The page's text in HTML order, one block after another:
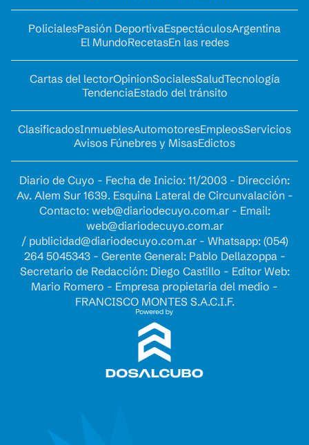
PolicialesPasión DeportivaEspectáculosArgentina
El MundoRecetasEn las redes
Cartas del lectorOpinionSocialesSaludTecnología
TendenciaEstado del tránsito
ClasificadosInmueblesAutomotoresEmpleosServicios
Avisos Fúnebres y MisasEdictos
Diario de Cuyo - Fecha de Inicio: 11/2003 - Dirección:
Av. Alem Sur 1639. Esquina Lateral de Circunvalación -
Contacto: web@diariodecuyo.com.ar- Email:
web@diariodecuyo.com.ar
/ publicidad@diariodecuyo.com.ar- Whatsapp: (054)
264 5045343 - Gerente General: Pablo Dellazoppa -
Secretario de Redacción: Diego Castillo - Editor Web:
Mario Romero - Empresa propietaria del medio -
FRANCISCO MONTES S.A.C.I.F.